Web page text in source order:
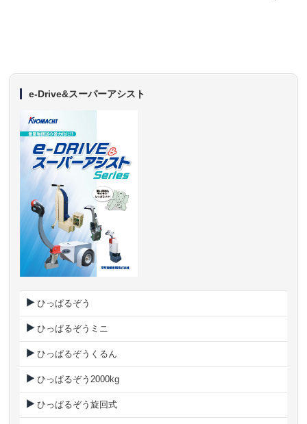
e-Drive&スーパーアシスト
ひっぱるぞう
ひっぱるぞうミニ
ひっぱるぞうくるん
ひっぱるぞう2000kg
ひっぱるぞう旋回式